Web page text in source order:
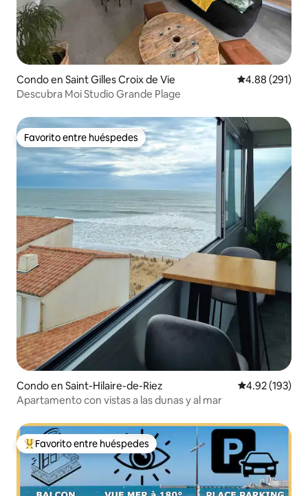
Condo en Saint Gilles Croix de Vie Calificación
4.88 (291)
Descubra Moi Studio Grande Plage
Favorito entre huéspedes
Favorito entre huéspedes
Condo en Saint-Hilaire-de-Riez Calificación
4.92 (193)
Apartamento con vistas a las dunas y al mar
Favorito entre huéspedes preferido
Favorito entre huéspedes